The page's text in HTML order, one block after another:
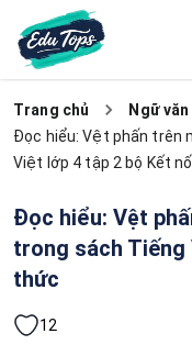
Trang chủ
Ngữ văn
Đọc hiểu: Vệt phấn trên
Việt lớp 4 tập 2 bộ Kết
Đọc hiểu: Vệt
trong sách Tiếng
thức
12